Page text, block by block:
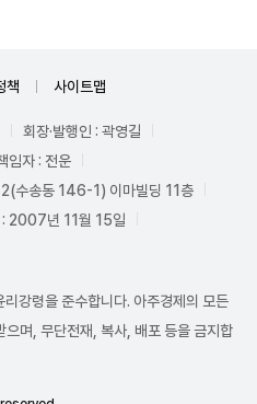
책 사이트맵
회장·발행인 : 곽영길
임자 : 전운
수송동 146-1) 이마빌딩 11층
: 2007년 11월 15일
강령을 준수합니다. 아주경제의 모든
며, 무단전재, 복사, 배포 등을 금지합